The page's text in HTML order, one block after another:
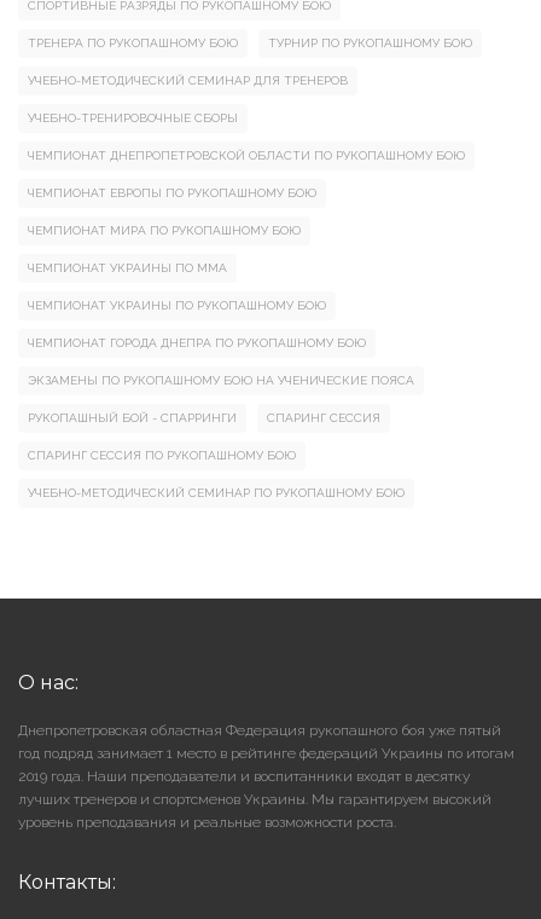
СПОРТИВНЫЕ РАЗРЯДЫ ПО РУКОПАШНОМУ БОЮ
ТРЕНЕРА ПО РУКОПАШНОМУ БОЮ ТУРНИР ПО РУКОПАШНОМУ БОЮ
УЧЕБНО-МЕТОДИЧЕСКИЙ СЕМИНАР ДЛЯ ТРЕНЕРОВ
УЧЕБНО-ТРЕНИРОВОЧНЫЕ СБОРЫ
ЧЕМПИОНАТ ДНЕПРОПЕТРОВСКОЙ ОБЛАСТИ ПО РУКОПАШНОМУ БОЮ
ЧЕМПИОНАТ ЕВРОПЫ ПО РУКОПАШНОМУ БОЮ
ЧЕМПИОНАТ МИРА ПО РУКОПАШНОМУ БОЮ
ЧЕМПИОНАТ УКРАИНЫ ПО ММА
ЧЕМПИОНАТ УКРАИНЫ ПО РУКОПАШНОМУ БОЮ
ЧЕМПИОНАТ ГОРОДА ДНЕПРА ПО РУКОПАШНОМУ БОЮ
ЭКЗАМЕНЫ ПО РУКОПАШНОМУ БОЮ НА УЧЕНИЧЕСКИЕ ПОЯСА
РУКОПАШНЫЙ БОЙ - СПАРРИНГИ СПАРИНГ СЕССИЯ
СПАРИНГ СЕССИЯ ПО РУКОПАШНОМУ БОЮ
УЧЕБНО-МЕТОДИЧЕСКИЙ СЕМИНАР ПО РУКОПАШНОМУ БОЮ
О нас:
Днепропетровская областная Федерация рукопашного боя уже пятый
год подряд занимает 1 место в рейтинге федераций Украины по итогам
2019 года. Наши преподаватели и воспитанники входят в десятку
лучших тренеров и спортсменов Украины. Мы гарантируем высокий
уровень преподавания и реальные возможности роста.
Контакты: